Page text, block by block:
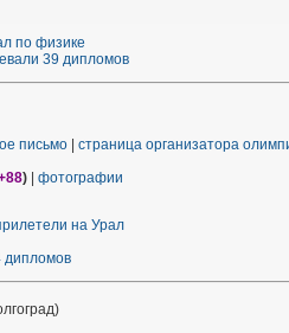
по физике
39 дипломов
письмо
страница организатора
)
фотографии
на Урал
дипломов